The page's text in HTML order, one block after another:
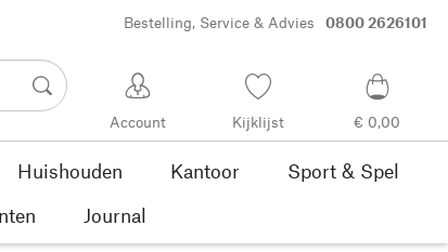
Bestelling, Service & Advies 0800 2626101
Account Kijklijst € 0,00
Huishouden Kantoor
Sport & Spel
Journal